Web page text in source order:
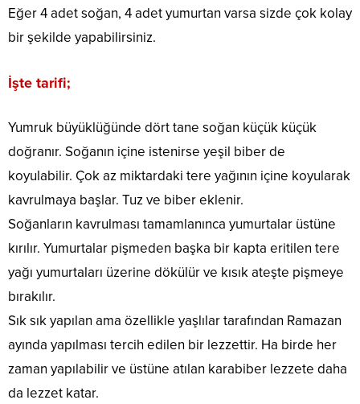
Eğer 4 adet soğan, 4 adet yumurtan varsa sizde çok kolay
bir şekilde yapabilirsiniz.
İşte tarifi;
Yumruk büyüklüğünde dört tane soğan küçük küçük
doğranır. Soğanın içine istenirse yeşil biber de
koyulabilir. Çok az miktardaki tere yağının içine koyularak
kavrulmaya başlar. Tuz ve biber eklenir.
Soğanların kavrulması tamamlanınca yumurtalar üstüne
kırılır. Yumurtalar pişmeden başka bir kapta eritilen tere
yağı yumurtaları üzerine dökülür ve kısık ateşte pişmeye
bırakılır.
Sık sık yapılan ama özellikle yaşlılar tarafından Ramazan
ayında yapılması tercih edilen bir lezzettir. Ha birde her
zaman yapılabilir ve üstüne atılan karabiber lezzete daha
da lezzet katar.